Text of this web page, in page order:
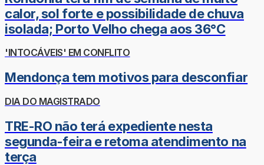
calor, sol forte e possibilidade de chuva
isolada; Porto Velho chega aos 36°C
'INTOCÁVEIS' EM CONFLITO
Mendonça tem motivos para desconfiar
DIA DO MAGISTRADO
TRE-RO não terá expediente nesta
segunda-feira e retoma atendimento na
terça